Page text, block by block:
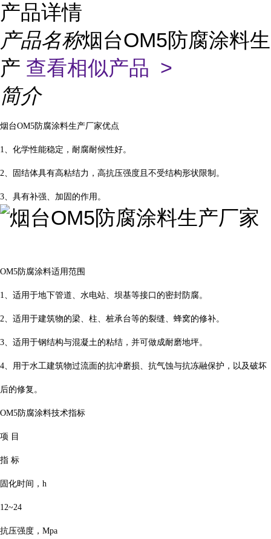
产品详情
产品名称烟台OM5防腐涂料生
产 查看相似产品 >
简介
烟台OM5防腐涂料生产厂家优点
1、化学性能稳定，耐腐耐候性好。
2、固结体具有高粘结力，高抗压强度且不受结构形状限制。
3、具有补强、加固的作用。
OM5防腐涂料适用范围
1、适用于地下管道、水电站、坝基等接口的密封防腐。
2、适用于建筑物的梁、柱、桩承台等的裂缝、蜂窝的修补。
3、适用于钢结构与混凝土的粘结，并可做成耐磨地坪。
4、用于水工建筑物过流面的抗冲磨损、抗气蚀与抗冻融保护，以及破坏
后的修复。
OM5防腐涂料技术指标
项 目
指 标
固化时间，h
12~24
抗压强度，Mpa